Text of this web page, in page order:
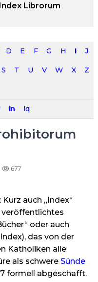
Index Librorum
D E F G H I J
S T U V W X Z
In Iq
677
auch „Index“
veröffentlichtes
oder auch
das von der
Katholiken alle
als schwere Sünde
formell abgeschafft.